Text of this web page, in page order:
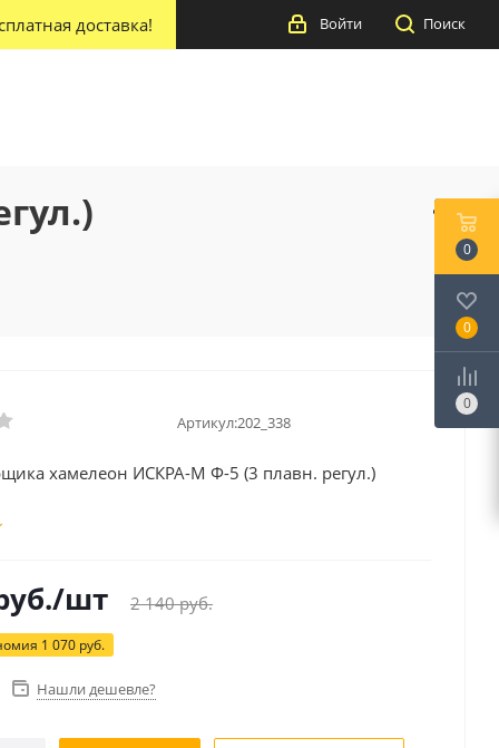
доставка! Поиск
Войти
Артикул:202_338
хамелеон ИСКРА-М Ф-5 (3 плавн. регул.)
/шт 2 140руб.
1 070 руб.
Нашли дешевле?
0
0
0